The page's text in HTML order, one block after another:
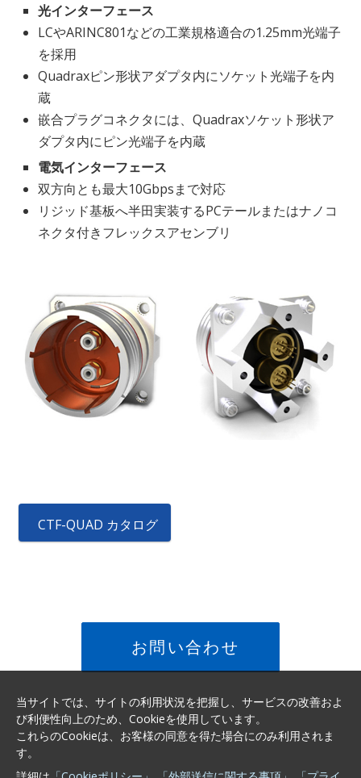
光インターフェース
LCやARINC801などの工業規格適合の1.25mm光端子
を採用
Quadraxピン形状アダプタ内にソケット光端子を内
蔵
嵌合プラグコネクタには、Quadraxソケット形状ア
ダプタ内にピン光端子を内蔵
電気インターフェース
双方向とも最大10Gbpsまで対応
リジッド基板へ半田実装するPCテールまたはナノコ
ネクタ付きフレックスアセンブリ
CTF-QUAD カタログ
お問い合わせ
当サイトでは、サイトの利用状況を把握し、サービスの改善およ
び利便性向上のため、Cookieを使用しています。
これらのCookieは、お客様の同意を得た場合にのみ利用されま
す。